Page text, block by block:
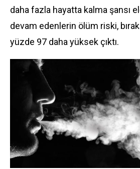
daha fazla hayatta kalma şansı
devam edenlerin ölüm riski,
yüzde 97 daha yüksek çıktı.